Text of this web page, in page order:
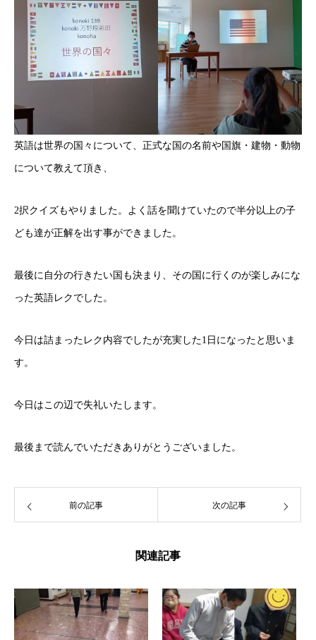
英語は世界の国々について、正式な国の名前や国旗・建物・動物
について教えて頂き、
2択クイズもやりました。よく話を聞けていたので半分以上の子
ども達が正解を出す事ができました。
最後に自分の行きたい国も決まり、その国に行くのが楽しみにな
った英語レクでした。
今日は詰まったレク内容でしたが充実した1日になったと思いま
す。
今日はこの辺で失礼いたします。
最後まで読んでいただきありがとうございました。
前の記事 次の記事
関連記事